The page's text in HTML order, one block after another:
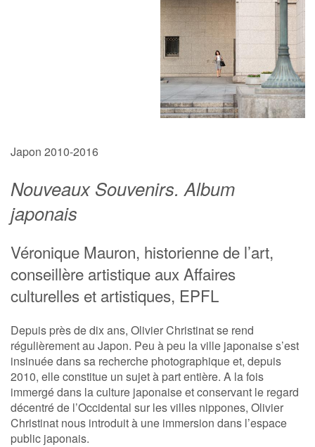
Japon 2010-2016
Nouveaux Souvenirs. Album
japonais
Véronique Mauron, historienne de l’art,
conseillère artistique aux Affaires
culturelles et artistiques, EPFL
Depuis près de dix ans, Olivier Christinat se rend
régulièrement au Japon. Peu à peu la ville japonaise s’est
insinuée dans sa recherche photographique et, depuis
2010, elle constitue un sujet à part entière. A la fois
immergé dans la culture japonaise et conservant le regard
décentré de l’Occidental sur les villes nippones, Olivier
Christinat nous introduit à une immersion dans l’espace
public japonais.